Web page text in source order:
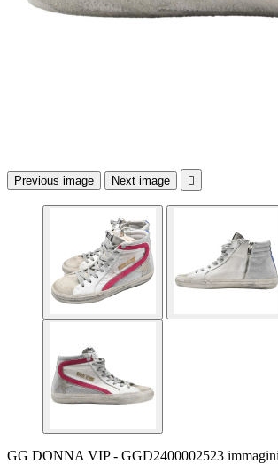
Previous image Next image 
GG DONNA VIP - GGD2400002523 immagini